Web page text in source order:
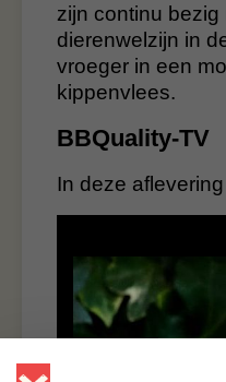
zijn continu
dierenwelzijn in
vroeger in een
kippenvlees.
BBQuality-TV
In deze